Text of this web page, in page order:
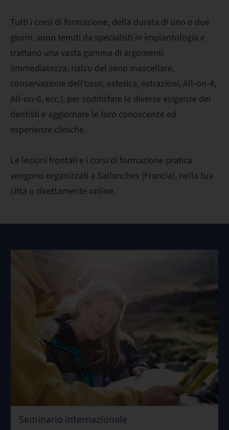
Tutti i corsi di formazione, della durata di uno o due
giorni, sono tenuti da specialisti in implantologia e
trattano una vasta gamma di argomenti
(immediatezza, rialzo del seno mascellare,
conservazione dell’osso, estetica, estrazioni, All-on-4,
All-on-6, ecc.), per soddisfare le diverse esigenze dei
dentisti e aggiornare le loro conoscenze ed
esperienze cliniche.
Le lezioni frontali e i corsi di formazione pratica
vengono organizzati a Sallanches (Francia), nella tua
città o direttamente online.
Seminario internazionale